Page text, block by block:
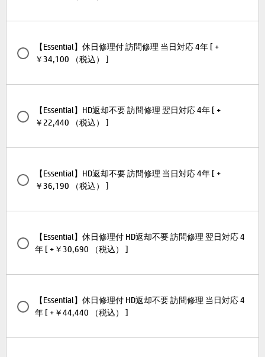
【Essential】休日修理付 訪問修理 当日対応 4年 [ +
￥34,100 （税込） ]
【Essential】HD返却不要 訪問修理 翌日対応 4年 [ +
￥22,440 （税込） ]
【Essential】HD返却不要 訪問修理 当日対応 4年 [ +
￥36,190 （税込） ]
【Essential】休日修理付 HD返却不要 訪問修理 翌日対応 4
年 [ +￥30,690 （税込） ]
【Essential】休日修理付 HD返却不要 訪問修理 当日対応 4
年 [ +￥44,440 （税込） ]